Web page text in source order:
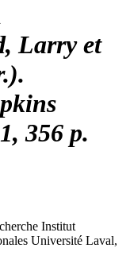
, Larry et
356 p.
Institut
Université Laval,